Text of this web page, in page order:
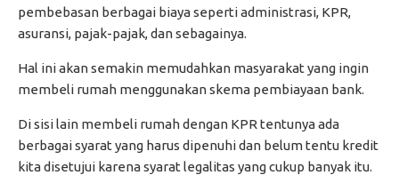
pembebasan berbagai biaya seperti administrasi, KPR,
asuransi, pajak-pajak, dan sebagainya.
Hal ini akan semakin memudahkan masyarakat yang ingin
membeli rumah menggunakan skema pembiayaan bank.
Di sisi lain membeli rumah dengan KPR tentunya ada
berbagai syarat yang harus dipenuhi dan belum tentu kredit
kita disetujui karena syarat legalitas yang cukup banyak itu.